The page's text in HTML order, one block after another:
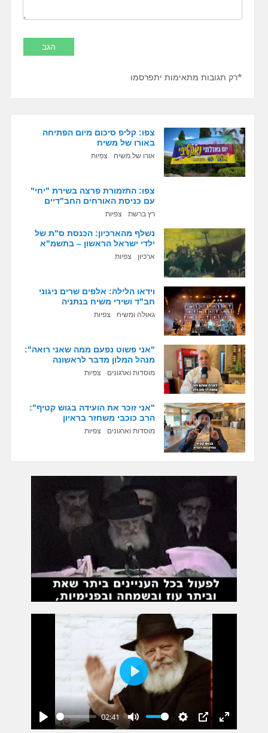
*רק תגובות מתאימות יתפרסמו
צפו: קליפ סיכום מיום הפתיחה
באורו של משיח
אורו של משיח צפיות
צפו: התזמורת פרצה בשירת "יחי"
עם כניסת האורחים החב"דיים
רץ ברשת צפיות
נשלף מהארכיון: הכנסת ס"ת של
ילדי ישראל הראשון – בתשמ"א
ארכיון צפיות
וידאו הלילה: אלפים שרים ניגוני
חב"ד ושירי משיח בנתניה
גאולה ומשיח צפיות
"אני פשוט נפעם ממה שאני רואה":
מנהל המלון מדבר לראשונה
מוסדות וארגונים צפיות
"אני זוכר את הועידה בגוש קטיף":
הרב כוכבי משחזר בראיון
מוסדות וארגונים צפיות
Play
02:41
Mute Settings PIPEnter
Play